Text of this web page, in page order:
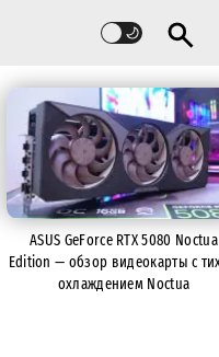
ASUS GeForce RTX 5080 Noctua
Edition — обзор видеокарты с
охлаждением Noctua